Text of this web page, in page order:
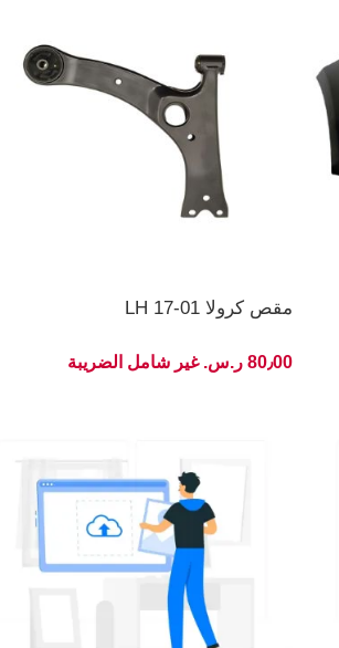
مقص كرولا 01-17 LH
80٫00 ر.س.‏ غير شامل الضريبة